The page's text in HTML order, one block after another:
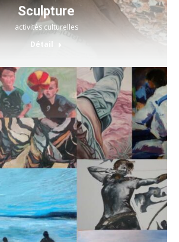
Sculpture
activités culturelles
Détail